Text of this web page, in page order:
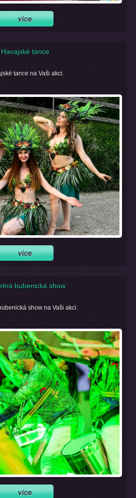
Havajské tance
tance na Vaši akci.
bubenická show
show na Vaši akci.